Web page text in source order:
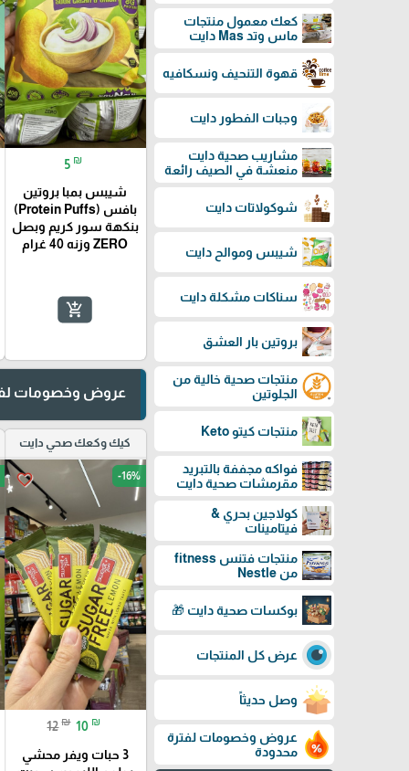
كعك معمول منتجات
ماس وتد Mas دايت
قهوة التنحيف ونسكافيه
وجبات الفطور دايت
مشاريب صحية دايت
منعشة في الصيف رائعة
شوكولاتات دايت
شيبس وموالح دايت
سناكات مشكلة دايت
بروتين بار العشق
منتجات صحية خالية من
الجلوتين
منتجات كيتو Keto
فواكه مجففة بالتبريد
مقرمشات صحية دايت
كولاجين بحري &
فيتامينات
منتجات فتنس fitness
من Nestle
بوكسات صحية دايت 🎁
عرض كل المنتجات
وصل حديثاً
عروض وخصومات لفترة
محدودة
5 ₪
شيبس بمبا بروتين
بافس (Protein Puffs)
بنكهة سور كريم وبصل
ZERO وزنه 40 غرام
add_shopping_cart
عروض وخصومات
كيك وكعك صحي دايت
favorite_border -16%
12 ₪ 10 ₪
3 حبات ويفر محشي